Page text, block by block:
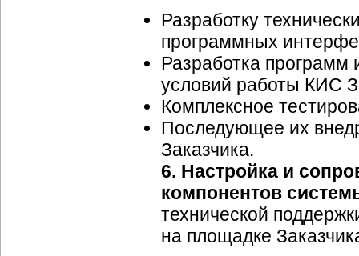
Разработку
программных
Разработка программ
условий работы КИС
Комплексное
Последующее их
Заказчика.
6. Настройка и
компонентов
технической
на площадке